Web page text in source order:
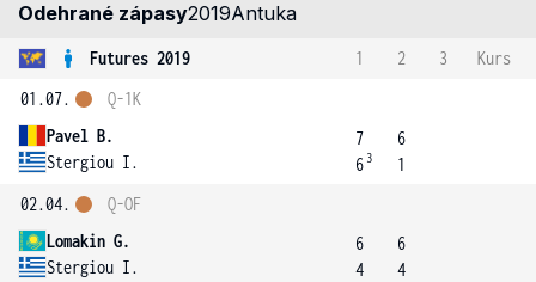
Odehrané zápasy2019Antuka
Futures 2019 1 2 3
Kurs
01.07.
Pavel B.
Stergiou I.
Q-1K
7
6 3
6
1
02.04.
Lomakin G.
Stergiou I.
Q-OF
6
4
6
4